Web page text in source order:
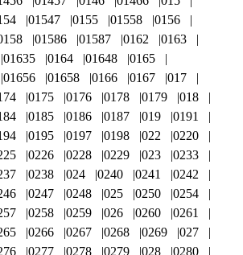
01547 0155 01558
0156
01586 01587 0162
0163
01635 0164 01648
0165
01656 01658 0166 0167
017
0175 0176 0178 0179
018
0185 0186 0187 019
0191
0195 0197 0198 022
0220
0226 0228 0229 023
0233
0238 024 0240 0241
0242
0247 0248 025 0250
0254
0258 0259 026 0260
0261
0266 0267 0268 0269
027
0277 0278 0279 028 0280